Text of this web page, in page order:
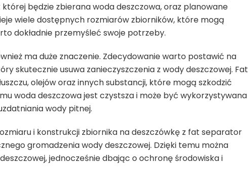
będzie zbierana woda deszczowa, oraz planowane
wiele dostępnych rozmiarów zbiorników, które mogą
dokładnie przemyśleć swoje potrzeby.
ma duże znaczenie. Zdecydowanie warto postawić na
skutecznie usuwa zanieczyszczenia z wody deszczowej. Fat
olejów oraz innych substancji, które mogą szkodzić
woda deszczowa jest czystsza i może być wykorzystywana
wody pitnej.
i konstrukcji zbiornika na deszczówkę z fat separator
gromadzenia wody deszczowej. Dzięki temu można
jednocześnie dbając o ochronę środowiska i